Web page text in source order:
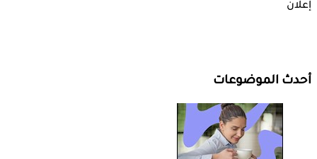
إعلان
أحدث الموضوعات